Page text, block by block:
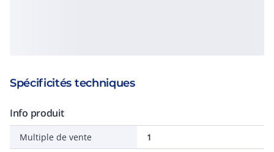
Spécificités techniques
Info produit
Multiple de vente 1